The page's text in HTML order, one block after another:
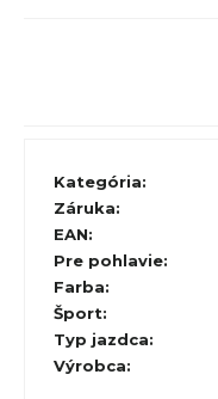
Kategória:
Záruka:
EAN:
Pre pohlavie:
Farba:
Šport:
Typ jazdca:
Výrobca: